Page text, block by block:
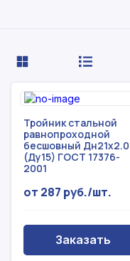
Тройник стальной
равнопроходной
бесшовный Дн21х2.0
(Ду15) ГОСТ 17376-
2001
от 287 руб./шт.
Заказать